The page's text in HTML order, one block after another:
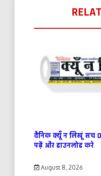
दैनिक क्यूँ न लिखूं सच
पढ़ें और डाउनलोड करे
August 8, 2026